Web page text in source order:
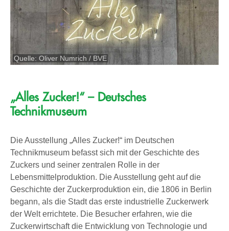
Quelle: Oliver Numrich / BVE
„Alles Zucker!“ – Deutsches
Technikmuseum
Die Ausstellung „Alles Zucker!“ im Deutschen
Technikmuseum befasst sich mit der Geschichte des
Zuckers und seiner zentralen Rolle in der
Lebensmittelproduktion. Die Ausstellung geht auf die
Geschichte der Zuckerproduktion ein, die 1806 in Berlin
begann, als die Stadt das erste industrielle Zuckerwerk
der Welt errichtete. Die Besucher erfahren, wie die
Zuckerwirtschaft die Entwicklung von Technologie und